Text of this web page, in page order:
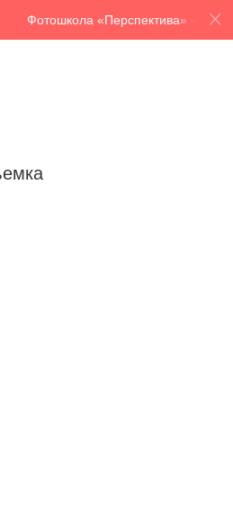
Фотошкола «Перспектива» — идет